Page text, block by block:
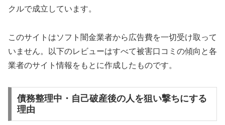
クルで成立しています。
このサイトはソフト闇金業者から広告費を一切受け取って
いません。以下のレビューはすべて被害口コミの傾向と各
業者のサイト情報をもとに作成したものです。
債務整理中・自己破産後の人を狙い撃ちにする
理由